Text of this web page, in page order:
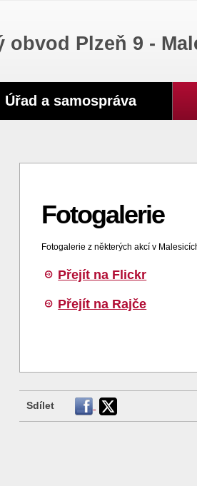
obvod Plzeň 9 -
Fotogalerie
Fotogalerie z některých akcí v
Přejít na Flickr
Přejít na Rajče
Sdílet
Úřad a samospráva